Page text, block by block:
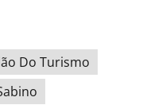
Do Turismo